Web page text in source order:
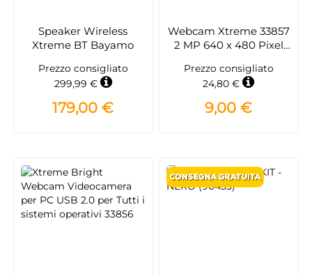
Speaker Wireless
Xtreme BT Bayamo
Prezzo consigliato
299,99 €
179,00 €
Webcam Xtreme 33857
2 MP 640 x 480 Pixel
Prezzo consigliato
24,80 €
9,00 €